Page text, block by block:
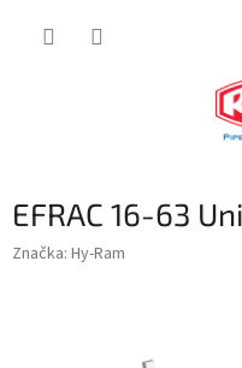
EFRAC 16-63
Značka: Hy-Ram